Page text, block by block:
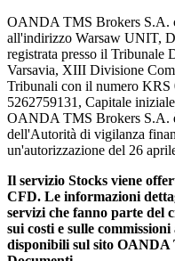
OANDA TMS Brokers S.A.
all'indirizzo Warsaw UNIT,
registrata presso il Tribunale
Varsavia, XIII Divisione
Tribunali con il numero KRS
5262759131, Capitale
OANDA TMS Brokers S.A.
dell'Autorità di vigilanza
un'autorizzazione del 26
Il servizio Stocks viene
CFD. Le informazioni
servizi che fanno parte del
sui costi e sulle
disponibili sul sito OANDA